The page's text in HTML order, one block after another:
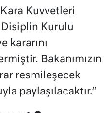
Kuvvetleri
Disiplin Kurulu
kararını
Bakanımızın
resmileşecek
paylaşılacaktır.”